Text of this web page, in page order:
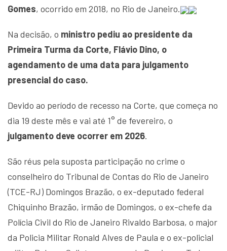
Gomes, ocorrido em 2018, no Rio de Janeiro.
Na decisão, o ministro pediu ao presidente da
Primeira Turma da Corte, Flávio Dino, o
agendamento de uma data para julgamento
presencial do caso.
Devido ao período de recesso na Corte, que começa no
dia 19 deste mês e vai até 1° de fevereiro, o
julgamento deve ocorrer em 2026.
São réus pela suposta participação no crime o
conselheiro do Tribunal de Contas do Rio de Janeiro
(TCE-RJ) Domingos Brazão, o ex-deputado federal
Chiquinho Brazão, irmão de Domingos, o ex-chefe da
Polícia Civil do Rio de Janeiro Rivaldo Barbosa, o major
da Policia Militar Ronald Alves de Paula e o ex-policial